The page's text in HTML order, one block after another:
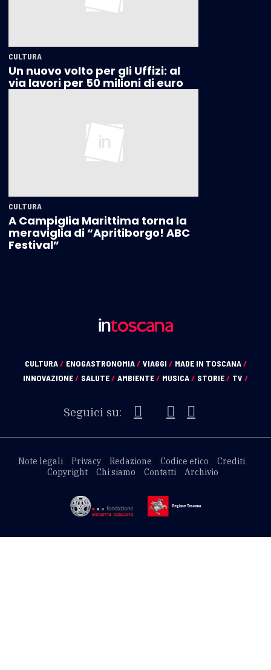
CULTURA
Un nuovo volto per gli Uffizi: al
via lavori per 50 milioni di euro
CULTURA
A Campiglia Marittima torna la
meraviglia di “Apritiborgo! ABC
Festival”
CULTURA/ ENOGASTRONOMIA/ VIAGGI / MADE IN TOSCANA/
INNOVAZIONE/ SALUTE/ AMBIENTE/ MUSICA/ STORIE/ TV /
Seguici su:
Note legali Privacy Redazione Codice etico
Crediti
Copyright
Chi siamo Contatti Archivio